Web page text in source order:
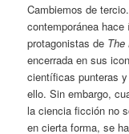
Cambiemos de
contemporánea
protagonistas de The
encerrada en sus
científicas punteras
ello. Sin embargo,
la ciencia ficción no
en cierta forma, se